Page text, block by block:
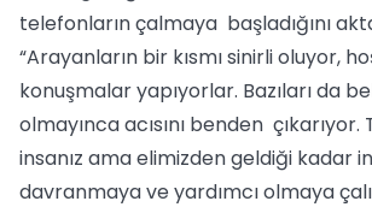
telefonların çalmaya başladığını
“Arayanların bir kısmı sinirli oluyor,
konuşmalar yapıyorlar. Bazıları da
olmayınca acısını benden çıkarıyor.
insanız ama elimizden geldiği kadar
davranmaya ve yardımcı olmaya